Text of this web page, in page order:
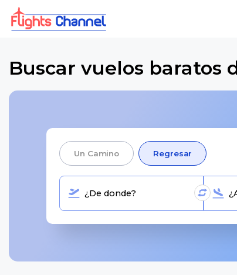
Buscar vuelos baratos
Un Camino Regresar